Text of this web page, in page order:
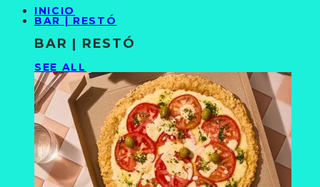
INICIO
BAR | RESTÓ
BAR | RESTÓ
SEE ALL